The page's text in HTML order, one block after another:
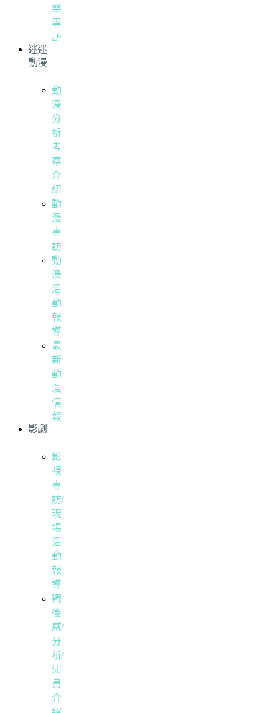
樂
專
訪
迷迷
動漫
動
漫
分
析
考
察
介
紹
動
漫
專
訪
動
漫
活
動
報
導
最
新
動
漫
情
報
影劇
影
視
專
訪/
現
場
活
動
報
導
觀
後
感/
分
析/
演
員
介